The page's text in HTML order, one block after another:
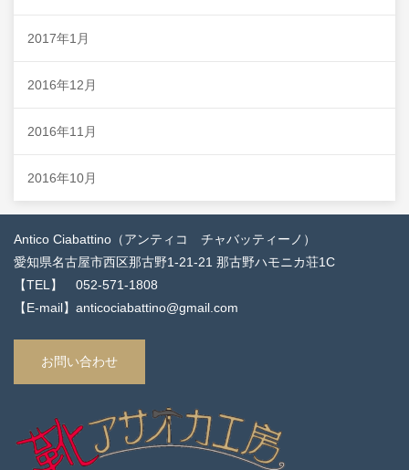
2017年1月
2016年12月
2016年11月
2016年10月
Antico Ciabattino（アンティコ チャバッティーノ）
愛知県名古屋市西区那古野1-21-21 那古野ハモニカ荘1C
【TEL】 052-571-1808
【E-mail】anticociabattino@gmail.com
お問い合わせ